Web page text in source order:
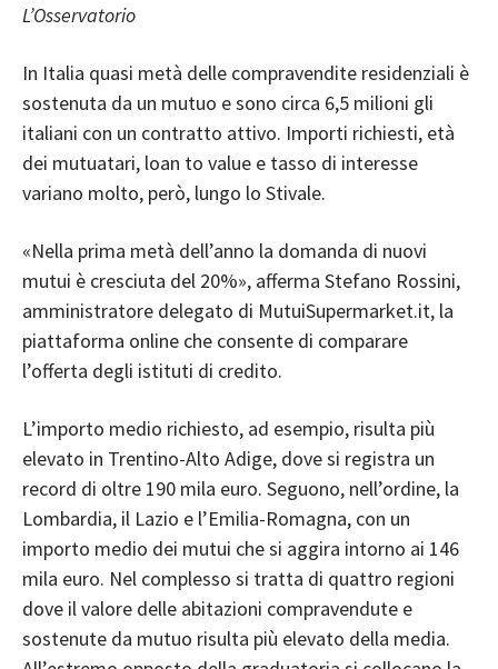
L’Osservatorio
In Italia quasi metà delle compravendite residenziali è
sostenuta da un mutuo e sono circa 6,5 milioni gli
italiani con un contratto attivo. Importi richiesti, età
dei mutuatari, loan to value e tasso di interesse
variano molto, però, lungo lo Stivale.
«Nella prima metà dell’anno la domanda di nuovi
mutui è cresciuta del 20%», afferma Stefano Rossini,
amministratore delegato di MutuiSupermarket.it, la
piattaforma online che consente di comparare
l’offerta degli istituti di credito.
L’importo medio richiesto, ad esempio, risulta più
elevato in Trentino-Alto Adige, dove si registra un
record di oltre 190 mila euro. Seguono, nell’ordine, la
Lombardia, il Lazio e l’Emilia-Romagna, con un
importo medio dei mutui che si aggira intorno ai 146
mila euro. Nel complesso si tratta di quattro regioni
dove il valore delle abitazioni compravendute e
sostenute da mutuo risulta più elevato della media.